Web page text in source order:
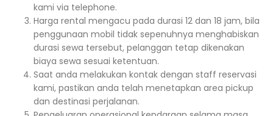
kami via telephone.
Harga rental mengacu pada durasi 12 dan 18 jam, bila
penggunaan mobil tidak sepenuhnya menghabiskan
durasi sewa tersebut, pelanggan tetap dikenakan
biaya sewa sesuai ketentuan.
Saat anda melakukan kontak dengan staff reservasi
kami, pastikan anda telah menetapkan area pickup
dan destinasi perjalanan.